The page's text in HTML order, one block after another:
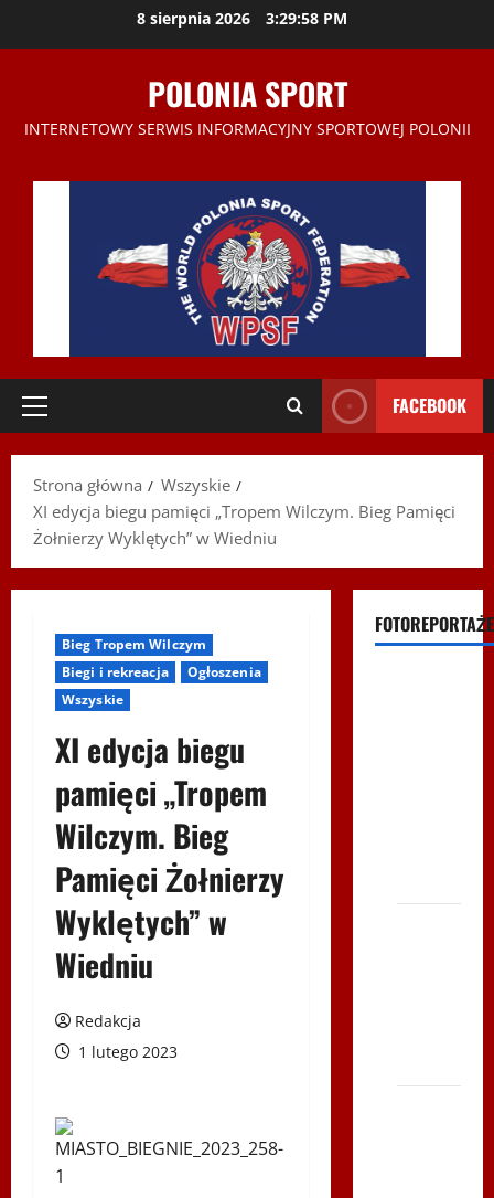
8 sierpnia 2026 3:29:59 PM
POLONIA SPORT
INTERNETOWY SERWIS INFORMACYJNY SPORTOWEJ POLONII
Menu
FACEBOOK
Strona główna
Wszyskie
XI edycja biegu pamięci „Tropem Wilczym. Bieg Pamięci
Żołnierzy Wyklętych” w Wiedniu
Bieg Tropem Wilczym
Biegi i rekreacja
Ogłoszenia
Wszyskie
XI edycja biegu
pamięci „Tropem
Wilczym. Bieg
Pamięci Żołnierzy
Wyklętych” w
Wiedniu
Redakcja
1 lutego 2023
FOTOREPORTAŻE